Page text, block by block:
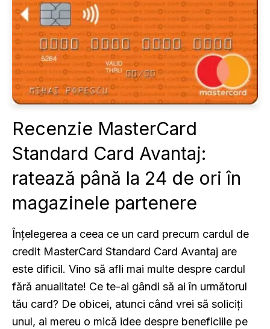
Recenzie MasterCard
Standard Card Avantaj:
ratează până la 24 de ori în
magazinele partenere
Înțelegerea a ceea ce un card precum cardul de
credit MasterCard Standard Card Avantaj are
este dificil. Vino să afli mai multe despre cardul
fără anualitate! Ce te-ai gândi să ai în următorul
tău card? De obicei, atunci când vrei să soliciți
unul, ai mereu o mică idee despre beneficiile pe